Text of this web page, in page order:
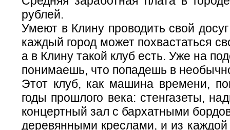
рублей.
Умеют в Клину проводить свой
каждый город может похвастаться
а в Клину такой клуб есть. Уже на
понимаешь, что попадешь в
Этот клуб, как машина времени,
годы прошлого века: стенгазеты,
концертный зал с бархатными
деревянными креслами, и из каждой